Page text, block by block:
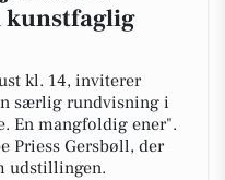
kunstfaglig
kl. 14, inviterer
særlig rundvisning i
En mangfoldig ener".
Priess Gersbøll, der
udstillingen.